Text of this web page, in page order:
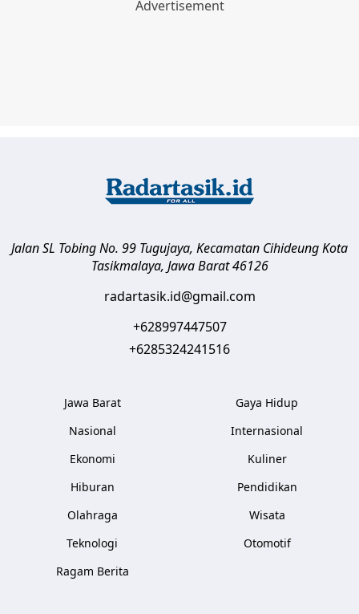
Jalan SL Tobing No. 99 Tugujaya, Kecamatan CihideungKota
Tasikmalaya, Jawa Barat 46126
radartasik.id@gmail.com
+628997447507
+6285324241516
Jawa Barat
Nasional
Ekonomi
Hiburan
Olahraga
Teknologi
Ragam Berita
Gaya Hidup
Internasional
Kuliner
Pendidikan
Wisata
Otomotif